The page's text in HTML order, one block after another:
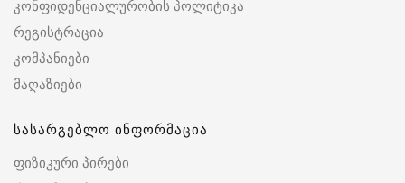
კონფიდენციალურობის პოლიტიკა
რეგისტრაცია
კომპანიები
მაღაზიები
სასარგებლო ინფორმაცია
ფიზიკური პირები